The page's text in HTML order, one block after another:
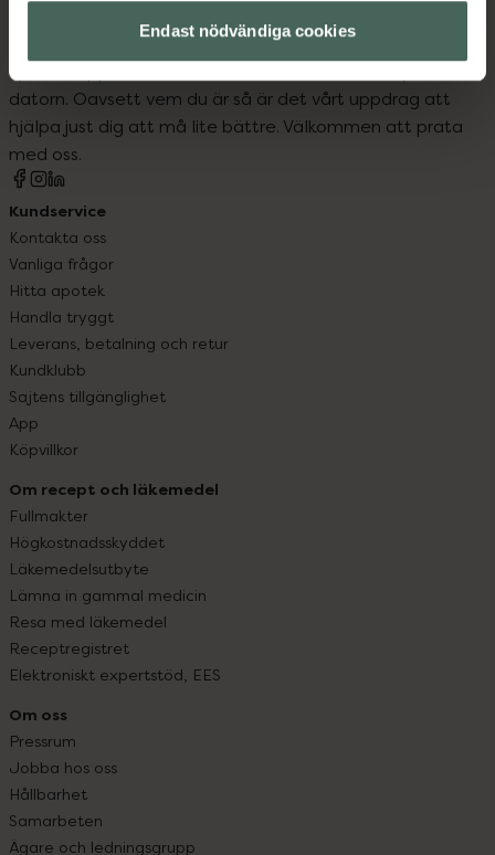
Endast nödvändiga cookies
Kronans Apotek finns här för dig. Du hittar oss från Skåne i
syd till Lappland i norr, och online i mobilen och på
datorn. Oavsett vem du är så är det vårt uppdrag att
hjälpa just dig att må lite bättre. Välkommen att prata
med oss.
Kundservice
Kontakta oss
Vanliga frågor
Hitta apotek
Handla tryggt
Leverans, betalning och retur
Kundklubb
Sajtens tillgänglighet
App
Köpvillkor
Om recept och läkemedel
Fullmakter
Högkostnadsskyddet
Läkemedelsutbyte
Lämna in gammal medicin
Resa med läkemedel
Receptregistret
Elektroniskt expertstöd, EES
Om oss
Pressrum
Jobba hos oss
Hållbarhet
Samarbeten
Ägare och ledningsgrupp